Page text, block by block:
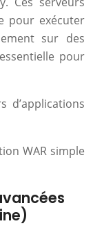
pour exécuter
sur des
pour
d’applications
WAR simple